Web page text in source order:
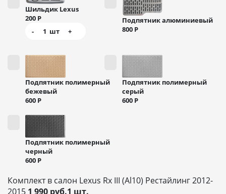
Шильдик Lexus
200 Р
-
1 шт +
Подпятник алюминиевый
800 Р
Подпятник полимерный
бежевый
600 Р
Подпятник полимерный
серый
600 Р
Подпятник полимерный
черный
600 Р
Комплект в салон Lexus Rx III (Al10) Рестайлинг 2012-
2015 1 990 руб.1 шт.